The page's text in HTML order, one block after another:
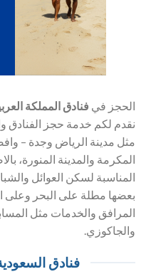
الحجز في فنادق المملكة
نقدم لكم خدمة حجز الفنادق
مثل مدينة الرياض وجدة –
المكرمة والمدينة المنورة،
المناسبة لسكن العوائل
بعضها مطلة على البحر وعلى
المرافق والخدمات مثل
والجاكوزي.
فنادق